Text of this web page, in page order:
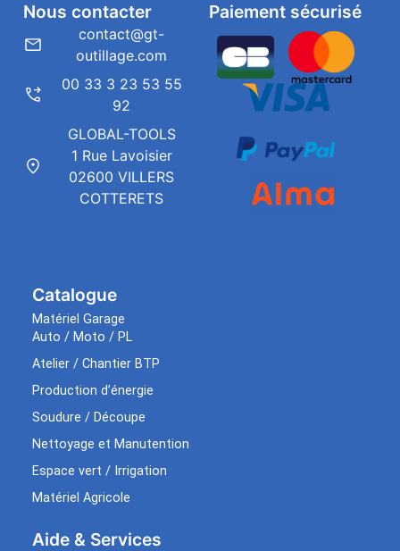
Catalogue
Matériel Garage
Auto / Moto / PL
Atelier / Chantier BTP
Production d’énergie
Soudure / Découpe
Nettoyage et Manutention
Espace vert / Irrigation
Matériel Agricole
Aide & Services​
Paiement sécurisé
Nous contacter
contact@gt-
outillage.com
00 33 3 23 53 55
92
GLOBAL-TOOLS
1 Rue Lavoisier
02600 VILLERS
COTTERETS